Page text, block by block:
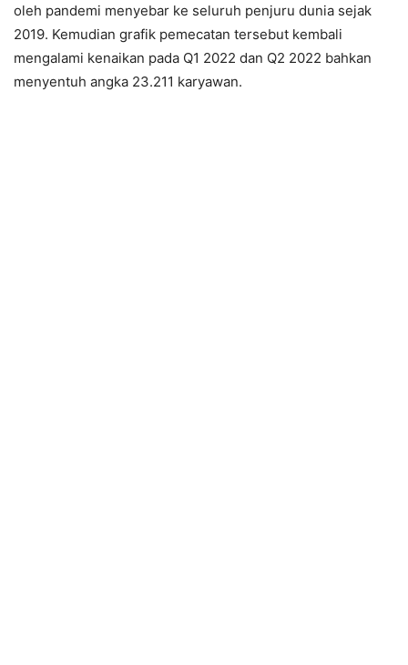
oleh pandemi menyebar ke seluruh penjuru dunia sejak
2019. Kemudian grafik pemecatan tersebut kembali
mengalami kenaikan pada Q1 2022 dan Q2 2022 bahkan
menyentuh angka 23.211 karyawan.